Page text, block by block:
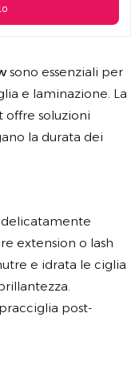
sono essenziali per
e laminazione. La
offre soluzioni
la durata dei
extension o lash
e idrata le ciglia
post-